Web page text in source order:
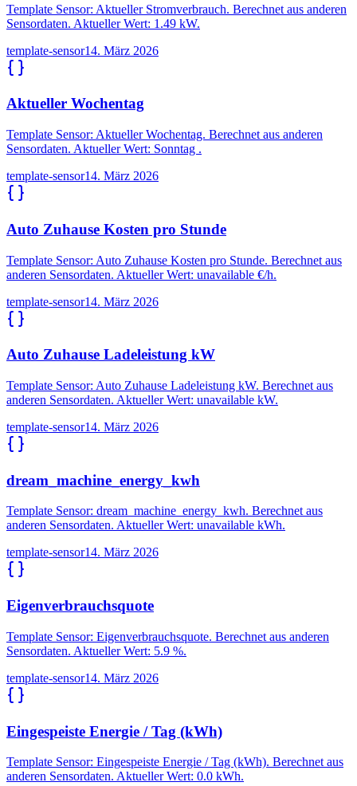
Template Sensor: Aktueller Stromverbrauch. Berechnet aus anderen
Sensordaten. Aktueller Wert: 1.49 kW.
template-sensor14. März 2026
Aktueller Wochentag
Template Sensor: Aktueller Wochentag. Berechnet aus anderen
Sensordaten. Aktueller Wert: Sonntag .
template-sensor14. März 2026
Auto Zuhause Kosten pro Stunde
Template Sensor: Auto Zuhause Kosten pro Stunde. Berechnet aus
anderen Sensordaten. Aktueller Wert: unavailable €/h.
template-sensor14. März 2026
Auto Zuhause Ladeleistung kW
Template Sensor: Auto Zuhause Ladeleistung kW. Berechnet aus
anderen Sensordaten. Aktueller Wert: unavailable kW.
template-sensor14. März 2026
dream_machine_energy_kwh
Template Sensor: dream_machine_energy_kwh. Berechnet aus
anderen Sensordaten. Aktueller Wert: unavailable kWh.
template-sensor14. März 2026
Eigenverbrauchsquote
Template Sensor: Eigenverbrauchsquote. Berechnet aus anderen
Sensordaten. Aktueller Wert: 5.9 %.
template-sensor14. März 2026
Eingespeiste Energie / Tag (kWh)
Template Sensor: Eingespeiste Energie / Tag (kWh). Berechnet aus
anderen Sensordaten. Aktueller Wert: 0.0 kWh.